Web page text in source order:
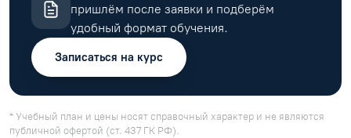
пришлём после заявки и подберём
удобный формат обучения.
Записаться на курс
* Учебный план и цены носят справочный характер и не являются
публичной офертой (ст. 437 ГК РФ).